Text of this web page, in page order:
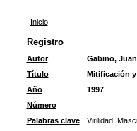
Inicio
Registro
Autor
Gabino,
Título
Mitificación
Año
1997
Número
Palabras clave
Virilidad;